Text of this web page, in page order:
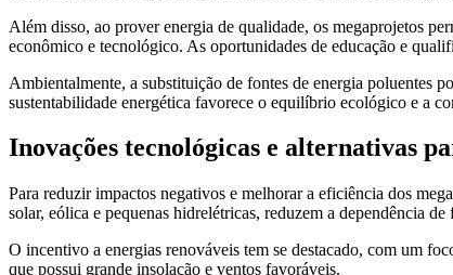
Além disso, ao prover energia de qualidade, os megaprojetos
econômico e tecnológico. As oportunidades de educação e
Ambientalmente, a substituição de fontes de energia poluentes
sustentabilidade energética favorece o equilíbrio ecológico e a
Inovações tecnológicas e alternativas
Para reduzir impactos negativos e melhorar a eficiência dos
solar, eólica e pequenas hidrelétricas, reduzem a dependência
O incentivo a energias renováveis tem se destacado, com um
que possui grande insolação e ventos favoráveis.